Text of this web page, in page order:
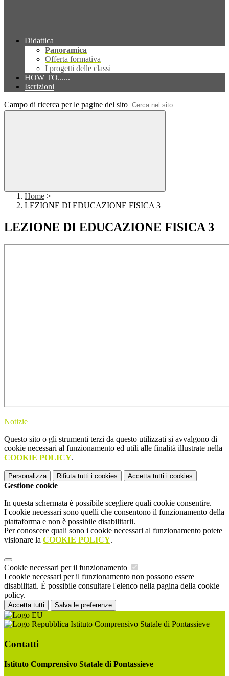
Didattica
Panoramica
Offerta formativa
I progetti delle classi
HOW TO......
Iscrizioni
Campo di ricerca per le pagine del sito
Home >
LEZIONE DI EDUCAZIONE FISICA 3
LEZIONE DI EDUCAZIONE FISICA 3
Notizie
Questo sito o gli strumenti terzi da questo utilizzati si avvalgono di
cookie necessari al funzionamento ed utili alle finalità illustrate nella
COOKIE POLICY.
Personalizza Rifiuta tutti i cookies Accetta tutti i cookies
Gestione cookie
In questa schermata è possibile scegliere quali cookie consentire.
I cookie necessari sono quelli che consentono il funzionamento della
piattaforma e non è possibile disabilitarli.
Per conoscere quali sono i cookie necessari al funzionamento potete
visionare la COOKIE POLICY.
Cookie necessari per il funzionamento
I cookie necessari per il funzionamento non possono essere
disabilitati. È possibile consultare l'elenco nella pagina della cookie
policy.
Accetta tutti Salva le preferenze
Istituto Comprensivo Statale di Pontassieve
Contatti
Istituto Comprensivo Statale di Pontassieve